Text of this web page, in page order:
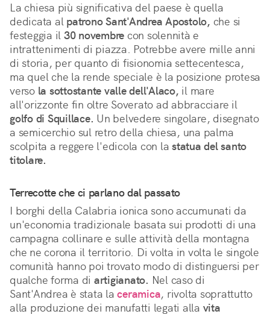
La chiesa più significativa del paese è quella
dedicata al patrono Sant'Andrea Apostolo, che si
festeggia il 30 novembre con solennità e
intrattenimenti di piazza. Potrebbe avere mille anni
di storia, per quanto di fisionomia settecentesca,
ma quel che la rende speciale è la posizione protesa
verso la sottostante valle dell'Alaco, il mare
all'orizzonte fin oltre Soverato ad abbracciare il
golfo di Squillace. Un belvedere singolare, disegnato
a semicerchio sul retro della chiesa, una palma
scolpita a reggere l'edicola con la statua del santo
titolare.
Terrecotte che ci parlano dal passato
I borghi della Calabria ionica sono accumunati da
un'economia tradizionale basata sui prodotti di una
campagna collinare e sulle attività della montagna
che ne corona il territorio. Di volta in volta le singole
comunità hanno poi trovato modo di distinguersi per
qualche forma di artigianato. Nel caso di
Sant'Andrea è stata laceramica, rivolta soprattutto
alla produzione dei manufatti legati alla vita